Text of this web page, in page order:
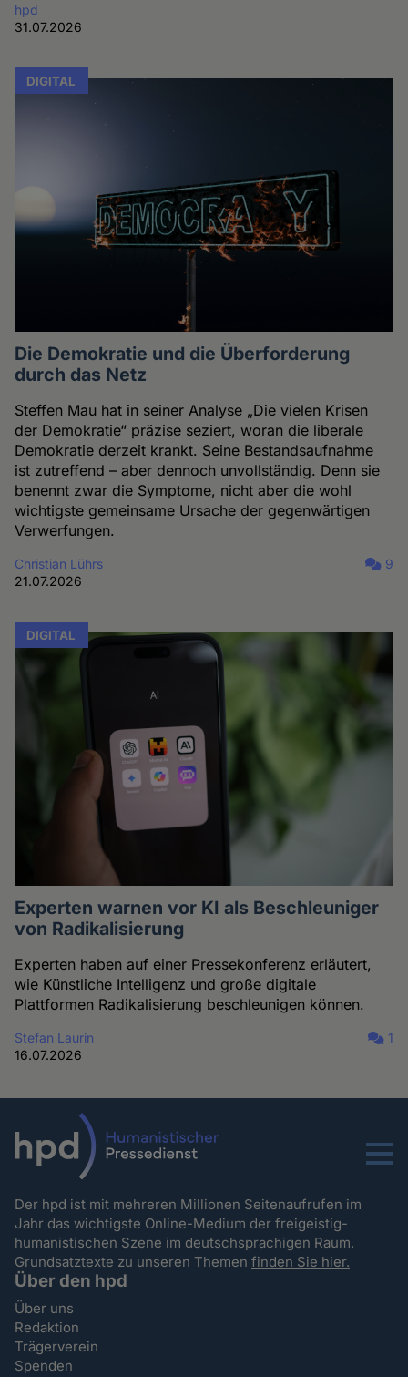
hpd
31.07.2026
DIGITAL
Die Demokratie und die Überforderung
durch das Netz
Steffen Mau hat in seiner Analyse „Die vielen Krisen
der Demokratie“ präzise seziert, woran die liberale
Demokratie derzeit krankt. Seine Bestandsaufnahme
ist zutreffend – aber dennoch unvollständig. Denn sie
benennt zwar die Symptome, nicht aber die wohl
wichtigste gemeinsame Ursache der gegenwärtigen
Verwerfungen.
Christian Lührs
21.07.2026
9
DIGITAL
Experten warnen vor KI als Beschleuniger
von Radikalisierung
Experten haben auf einer Pressekonferenz erläutert,
wie Künstliche Intelligenz und große digitale
Plattformen Radikalisierung beschleunigen können.
Stefan Laurin
16.07.2026
1
Menu
Der hpd ist mit mehreren Millionen Seitenaufrufen im
Jahr das wichtigste Online-Medium der freigeistig-
humanistischen Szene im deutschsprachigen Raum.
Grundsatztexte zu unseren Themenfinden Sie hier.
Über den hpd
Über uns
Redaktion
Trägerverein
Spenden